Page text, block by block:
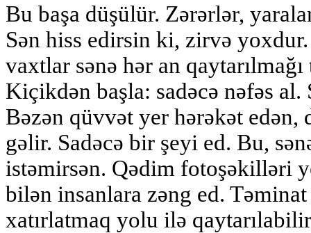
Bu başa düşülür. Zərərlər,
Sən hiss edirsin ki, zirvə
vaxtlar sənə hər an
Kiçikdən başla: sadəcə nəfəs al.
Bəzən qüvvət yer hərəkət edən,
gəlir. Sadəcə bir şeyi ed. Bu,
istəmirsən. Qədim fotoşəkilləri
bilən insanlara zəng ed.
xatırlatmaq yolu ilə